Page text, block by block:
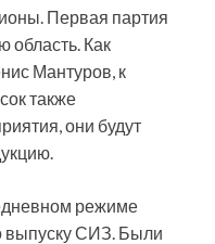
Первая партия
область. Как
Мантуров, к
также
они будут
режиме
выпуску СИЗ. Были